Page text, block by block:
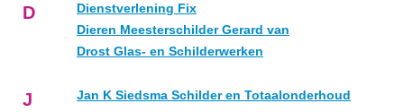
D
Dienstverlening Fix
Dieren Meesterschilder Gerard van
Drost Glas- en Schilderwerken
J Jan K Siedsma Schilder en Totaalonderhoud